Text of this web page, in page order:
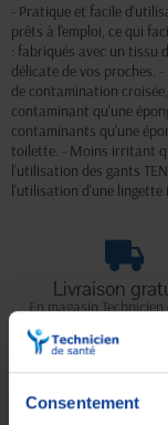
Consentement
- Pratique et facile
prêts à l'emploi, ce qui
: fabriqués avec un tissu
délicate de vos proches.
de contamination
contaminant qu'une
contaminants qu'une
toilette. - Moins irritant
l'utilisation des gants
l'utilisation d'une lingette
Livraison
En magasin
d'achats